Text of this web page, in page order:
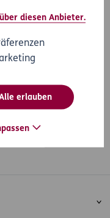
diesen Anbieter.
erlauben